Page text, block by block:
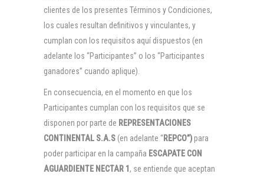
clientes de los presentes Términos y Condiciones,
los cuales resultan definitivos y vinculantes, y
cumplan con los requisitos aquí dispuestos (en
adelante los “Participantes” o los “Participantes
ganadores” cuando aplique).
En consecuencia, en el momento en que los
Participantes cumplan con los requisitos que se
disponen por parte de REPRESENTACIONES
CONTINENTAL S.A.S (en adelante “REPCO”) para
poder participar en la campaña ESCAPATE CON
AGUARDIENTE NECTAR 1 , se entiende que aceptan